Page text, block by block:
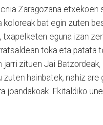
Zaragozana etxekoen
koloreak bat egin zuten
eguna izan
toka eta patata
zituen Jai
hainbatek, nahiz are
joandakoak. Ekitaldiko